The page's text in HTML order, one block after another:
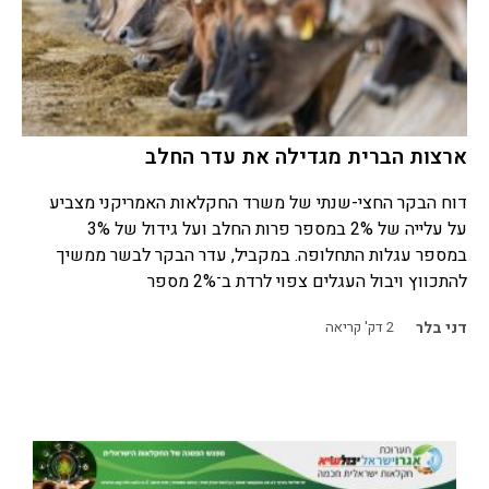
ארצות הברית מגדילה את עדר החלב
דוח הבקר החצי-שנתי של משרד החקלאות האמריקני מצביע
על עלייה של 2% במספר פרות החלב ועל גידול של 3%
במספר עגלות התחלופה. במקביל, עדר הבקר לבשר ממשיך
להתכווץ ויבול העגלים צפוי לרדת ב־2% מספר
דני בלר 2דק' קריאה